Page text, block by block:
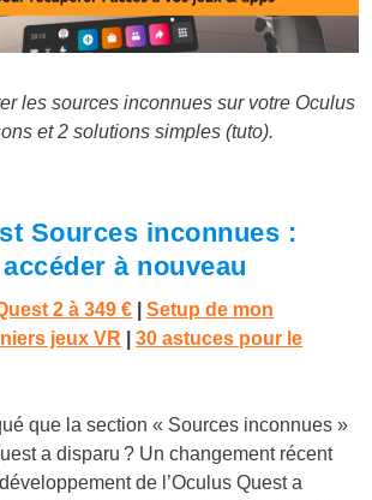
les sources inconnues sur votre Oculus
et 2 solutions simples (tuto).
Sources inconnues :
à nouveau
2 à 349 € |Setup de mon
jeux VR |30 astuces pour le
que la section « Sources inconnues »
a disparu ? Un changement récent
de l’Oculus Quest a